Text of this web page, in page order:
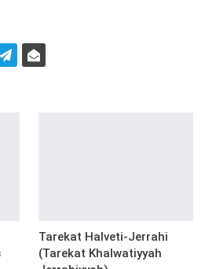
Tarekat Halveti-Jerrahi
(Tarekat Khalwatiyyah